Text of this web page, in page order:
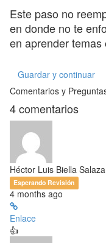
Este paso no
en donde no te
en aprender temas
Guardar y continuar
Comentarios y
4comentarios
Héctor Luis Biella
Esperando Revisión
4 months ago
Enlace
👍